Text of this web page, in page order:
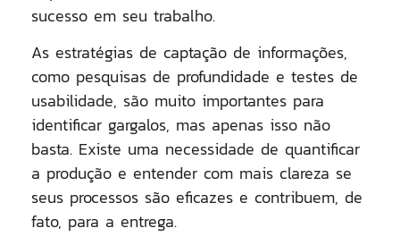
sucesso em seu trabalho.
As estratégias de captação de informações,
como pesquisas de profundidade e testes de
usabilidade, são muito importantes para
identificar gargalos, mas apenas isso não
basta. Existe uma necessidade de quantificar
a produção e entender com mais clareza se
seus processos são eficazes e contribuem, de
fato, para a entrega.